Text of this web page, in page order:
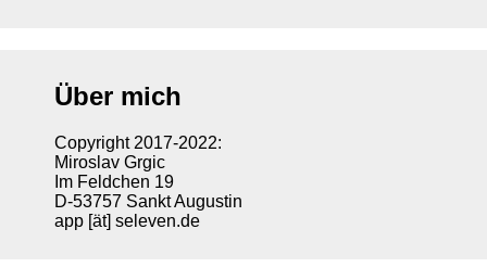
Über mich
Copyright 2017-2022:
Miroslav Grgic
Im Feldchen 19
D-53757 Sankt Augustin
app [ät] seleven.de